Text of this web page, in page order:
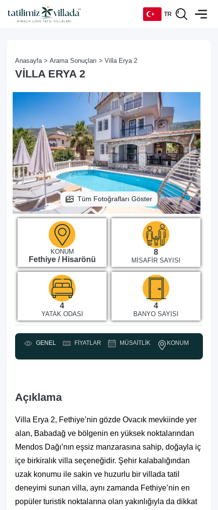
TR
RU
Anasayfa > Arama Sonuçları > Villa Erya 2
VILLA ERYA 2
Tüm Fotoğrafları Göster
KONUM
Fethiye / Hisarönü
8
MISAFIR SAYISI
4
YATAK ODASI
4
BANYO SAYISI
GENEL FIYATLAR MÜSAITLIK KONUM
Açıklama
Villa Erya 2, Fethiye’nin gözde Ovacık mevkiinde yer
alan, Babadağ ve bölgenin en yüksek noktalarından
Mendos Dağı’nın eşsiz manzarasına sahip, doğayla iç
içe birkiralık villa seçeneğidir. Şehir kalabalığından
uzak konumu ile sakin ve huzurlu bir villada tatil
deneyimi sunan villa, aynı zamanda Fethiye’nin en
popüler turistik noktalarına olan yakınlığıyla da dikkat